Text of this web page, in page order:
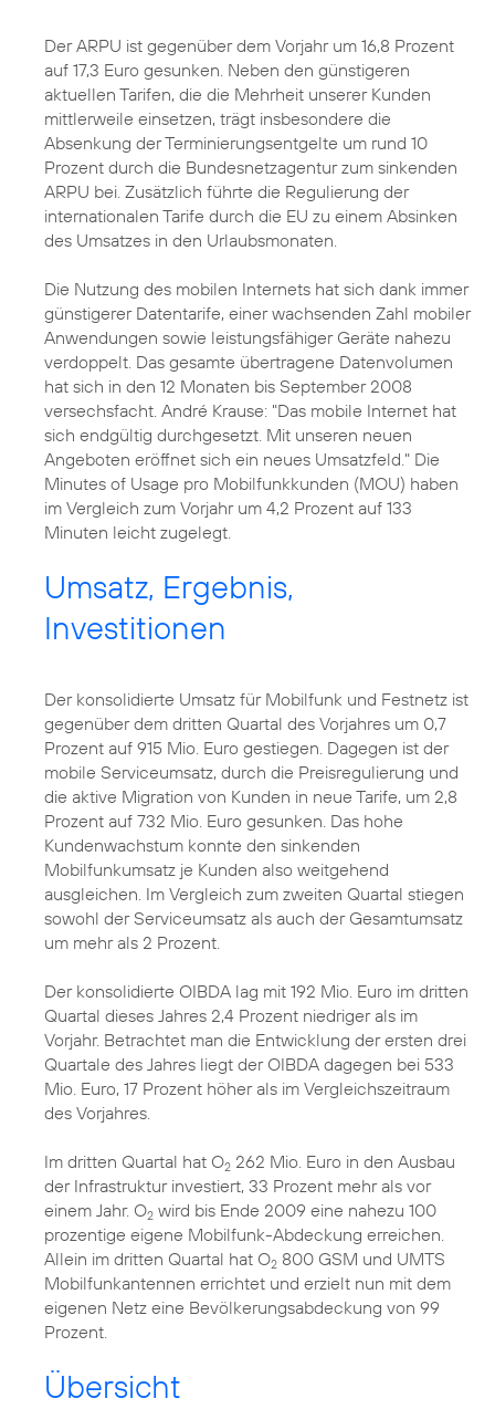
Der ARPU ist gegenüber dem Vorjahr um 16,8 Prozent
auf 17,3 Euro gesunken. Neben den günstigeren
aktuellen Tarifen, die die Mehrheit unserer Kunden
mittlerweile einsetzen, trägt insbesondere die
Absenkung der Terminierungsentgelte um rund 10
Prozent durch die Bundesnetzagentur zum sinkenden
ARPU bei. Zusätzlich führte die Regulierung der
internationalen Tarife durch die EU zu einem Absinken
des Umsatzes in den Urlaubsmonaten.
Die Nutzung des mobilen Internets hat sich dank immer
günstigerer Datentarife, einer wachsenden Zahl mobiler
Anwendungen sowie leistungsfähiger Geräte nahezu
verdoppelt. Das gesamte übertragene Datenvolumen
hat sich in den 12 Monaten bis September 2008
versechsfacht. André Krause: "Das mobile Internet hat
sich endgültig durchgesetzt. Mit unseren neuen
Angeboten eröffnet sich ein neues Umsatzfeld." Die
Minutes of Usage pro Mobilfunkkunden (MOU) haben
im Vergleich zum Vorjahr um 4,2 Prozent auf 133
Minuten leicht zugelegt.
Umsatz, Ergebnis,
Investitionen
Der konsolidierte Umsatz für Mobilfunk und Festnetz ist
gegenüber dem dritten Quartal des Vorjahres um 0,7
Prozent auf 915 Mio. Euro gestiegen. Dagegen ist der
mobile Serviceumsatz, durch die Preisregulierung und
die aktive Migration von Kunden in neue Tarife, um 2,8
Prozent auf 732 Mio. Euro gesunken. Das hohe
Kundenwachstum konnte den sinkenden
Mobilfunkumsatz je Kunden also weitgehend
ausgleichen. Im Vergleich zum zweiten Quartal stiegen
sowohl der Serviceumsatz als auch der Gesamtumsatz
um mehr als 2 Prozent.
Der konsolidierte OIBDA lag mit 192 Mio. Euro im dritten
Quartal dieses Jahres 2,4 Prozent niedriger als im
Vorjahr. Betrachtet man die Entwicklung der ersten drei
Quartale des Jahres liegt der OIBDA dagegen bei 533
Mio. Euro, 17 Prozent höher als im Vergleichszeitraum
des Vorjahres.
Im dritten Quartal hat O2 262 Mio. Euro in den Ausbau
der Infrastruktur investiert, 33 Prozent mehr als vor
einem Jahr. O2 wird bis Ende 2009 eine nahezu 100
prozentige eigene Mobilfunk-Abdeckung erreichen.
Allein im dritten Quartal hat O2 800 GSM und UMTS
Mobilfunkantennen errichtet und erzielt nun mit dem
eigenen Netz eine Bevölkerungsabdeckung von 99
Prozent.
Übersicht